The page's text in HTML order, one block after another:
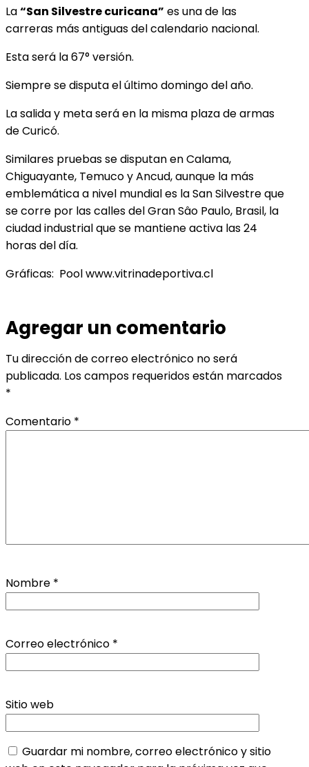
La“San Silvestre curicana” es una de las
carreras más antiguas del calendario nacional.
Esta será la 67° versión.
Siempre se disputa el último domingo del año.
La salida y meta será en la misma plaza de armas
de Curicó.
Similares pruebas se disputan en Calama,
Chiguayante, Temuco y Ancud, aunque la más
emblemática a nivel mundial es la San Silvestre que
se corre por las calles del Gran Sâo Paulo, Brasil, la
ciudad industrial que se mantiene activa las 24
horas del día.
Gráficas: Pool www.vitrinadeportiva.cl
Agregar un comentario
Tu dirección de correo electrónico no será
publicada. Los campos requeridos están marcados
*
Comentario *
Nombre *
Correo electrónico *
Sitio web
Guardar mi nombre, correo electrónico y sitio